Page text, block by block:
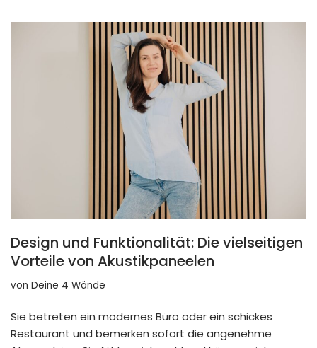
Design und Funktionalität: Die vielseitigen
Vorteile von Akustikpaneelen
von Deine 4 Wände
Sie betreten ein modernes Büro oder ein schickes
Restaurant und bemerken sofort die angenehme